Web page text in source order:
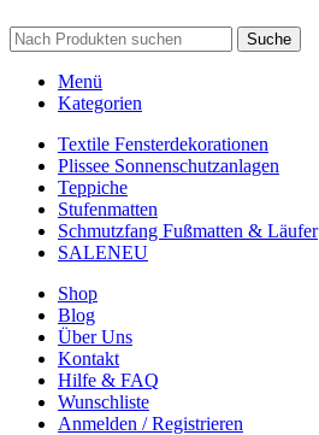
Suche
Menü
Kategorien
Textile Fensterdekorationen
Plissee Sonnenschutzanlagen
Teppiche
Stufenmatten
Schmutzfang Fußmatten & Läufer
SALENEU
Shop
Blog
Über Uns
Kontakt
Hilfe & FAQ
Wunschliste
Anmelden / Registrieren